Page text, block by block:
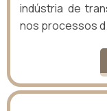
indústria de
nos processos d.